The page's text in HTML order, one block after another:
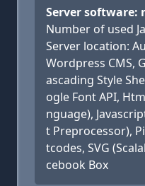
Server software:
Number of used
Server location:
Wordpress CMS,
ascading Style
ogle Font API,
nguage),
t Preprocessor),
tcodes, SVG
cebook Box